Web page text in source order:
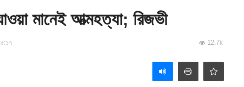
মানেই আত্মহত্যা; রিজভী
12.7k